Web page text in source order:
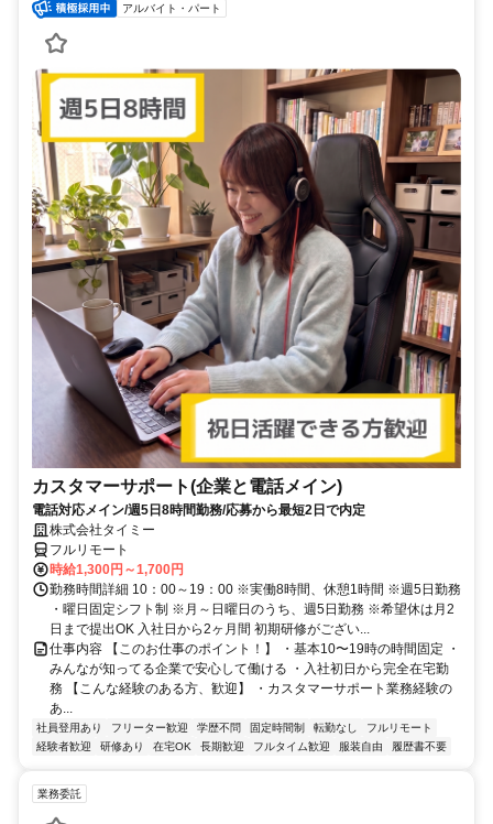
アルバイト・パート
カスタマーサポート(企業と電話メイン)
電話対応メイン/週5日8時間勤務/応募から最短2日で内定
株式会社タイミー
フルリモート
時給1,300円～1,700円
勤務時間詳細 10：00～19：00 ※実働8時間、休憩1時間 ※週5日勤務
・曜日固定シフト制 ※月～日曜日のうち、週5日勤務 ※希望休は月2
日まで提出OK 入社日から2ヶ月間 初期研修がござい...
仕事内容 【このお仕事のポイント！】 ・基本10〜19時の時間固定 ・
みんなが知ってる企業で安心して働ける ・入社初日から完全在宅勤
務 【こんな経験のある方、歓迎】 ・カスタマーサポート業務経験の
あ...
社員登用あり フリーター歓迎 学歴不問 固定時間制 転勤なし
フルリモート
経験者歓迎
研修あり 在宅OK 長期歓迎 フルタイム歓迎 服装自由 履歴書不要
業務委託